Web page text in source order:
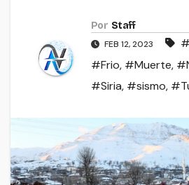
Por Staff
FEB 12, 2023
#Frio, #Muerte,
#Siria, #sismo,